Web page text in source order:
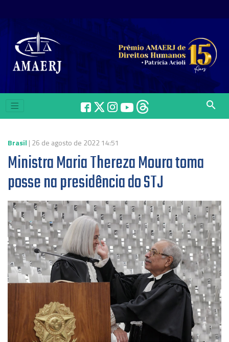
search
Brasil | 26 de agosto de 2022 14:51
Ministra Maria Thereza Moura toma
posse na presidência do STJ